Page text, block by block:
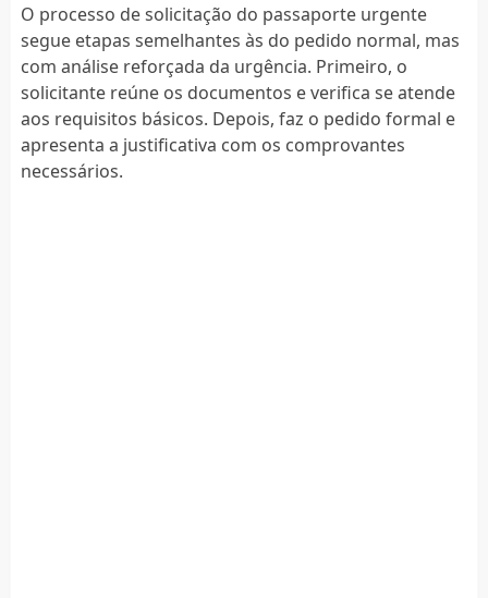
O processo de solicitação do passaporte urgente
segue etapas semelhantes às do pedido normal, mas
com análise reforçada da urgência. Primeiro, o
solicitante reúne os documentos e verifica se atende
aos requisitos básicos. Depois, faz o pedido formal e
apresenta a justificativa com os comprovantes
necessários.